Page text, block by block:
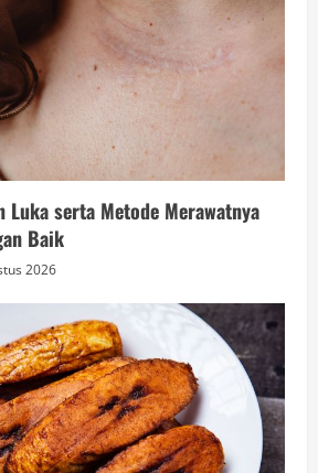
Luka serta Metode Merawatnya
Baik
2026